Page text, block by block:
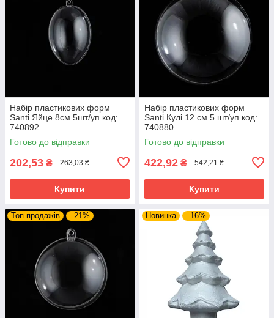
Набір пластикових форм
Santi Яйце 8см 5шт/уп код:
740892
Готово до відправки
202,53 ₴ 263,03 ₴
Купити
Набір пластикових форм
Santi Кулі 12 см 5 шт/уп код:
740880
Готово до відправки
422,92 ₴ 542,21 ₴
Купити
Топ продажів –21% Новинка –16%